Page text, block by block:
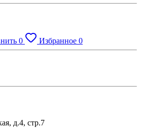
0 Избранное 0
д.4, стр.7